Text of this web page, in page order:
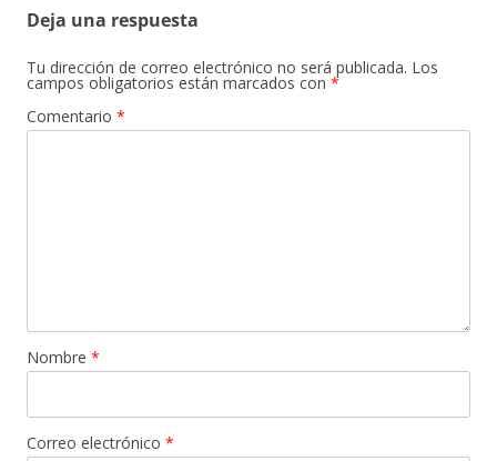
Deja una respuesta
Tu dirección de correo electrónico no será publicada. Los
campos obligatorios están marcados con *
Comentario *
Nombre *
Correo electrónico *